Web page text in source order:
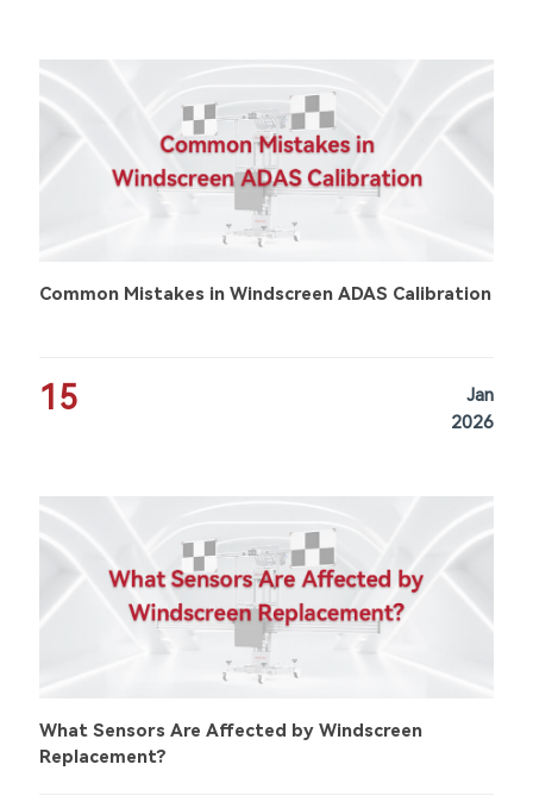
Common Mistakes in Windscreen ADAS Calibration
15
Jan
2026
What Sensors Are Affected by Windscreen
Replacement?